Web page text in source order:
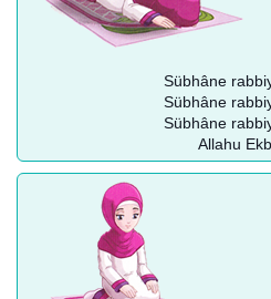
Sübhâne
Sübhâne
Sübhâne
Allahu